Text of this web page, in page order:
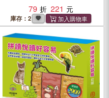
79 221
庫存：2